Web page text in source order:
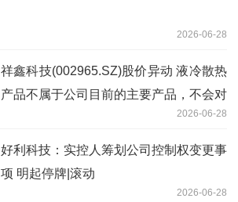
2026-06-28
祥鑫科技(002965.SZ)股价异动 液冷散热
产品不属于公司目前的主要产品，不会对
公司经营业绩产生重大影响 热讯2026-06-28
好利科技：实控人筹划公司控制权变更事
项 明起停牌|滚动
2026-06-28